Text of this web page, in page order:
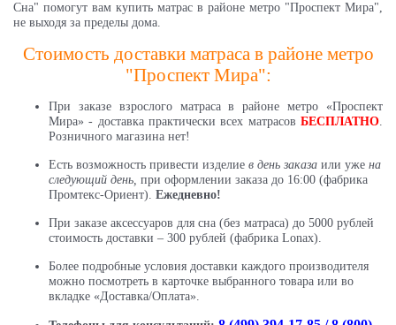
Сна" помогут вам купить матрас в районе метро "Проспект Мира",
не выходя за пределы дома.
Стоимость доставки матраса в районе метро
"Проспект Мира":
При заказе взрослого матраса в районе метро «Проспект
Мира» - доставка практически всех матрасов БЕСПЛАТНО.
Розничного магазина нет!
Есть возможность привести изделие в день заказа или уже на
следующий день, при оформлении заказа до 16:00 (фабрика
Промтекс-Ориент). Ежедневно!
При заказе аксессуаров для сна (без матраса) до 5000 рублей
стоимость доставки – 300 рублей (фабрика Lonax).
Более подробные условия доставки каждого производителя
можно посмотреть в карточке выбранного товара или во
вкладке «Доставка/Оплата».